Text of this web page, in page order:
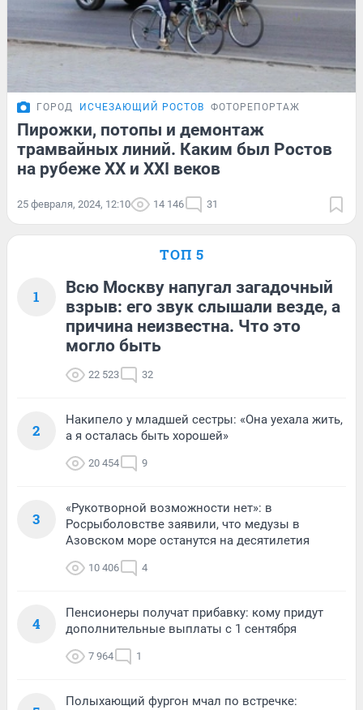
ГОРОД ИСЧЕЗАЮЩИЙ РОСТОВ ФОТОРЕПОРТАЖ
Пирожки, потопы и демонтаж
трамвайных линий. Каким был Ростов
на рубеже XX и XXI веков
25 февраля, 2024, 12:10 14 146 31
ТОП 5
1
Всю Москву напугал загадочный
взрыв: его звук слышали везде, а
причина неизвестна. Что это
могло быть
22 523 32
2
Накипело у младшей сестры: «Она уехала жить,
а я осталась быть хорошей»
20 454 9
3
«Рукотворной возможности нет»: в
Росрыболовстве заявили, что медузы в
Азовском море останутся на десятилетия
10 406 4
4
Пенсионеры получат прибавку: кому придут
дополнительные выплаты с 1 сентября
7 964 1
Полыхающий фургон мчал по встречке: